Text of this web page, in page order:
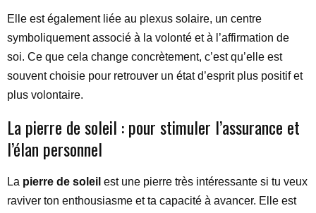
Elle est également liée au plexus solaire, un centre
symboliquement associé à la volonté et à l’affirmation de
soi. Ce que cela change concrètement, c’est qu’elle est
souvent choisie pour retrouver un état d’esprit plus positif et
plus volontaire.
La pierre de soleil : pour stimuler l’assurance et
l’élan personnel
La pierre de soleil est une pierre très intéressante si tu veux
raviver ton enthousiasme et ta capacité à avancer. Elle est